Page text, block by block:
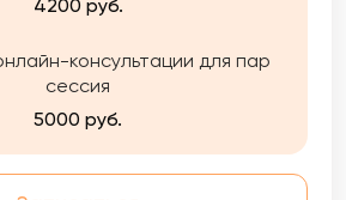
4200 руб.
консультации для пар
сессия
5000 руб.